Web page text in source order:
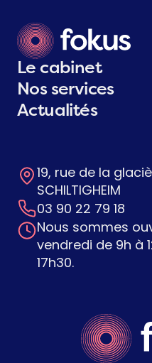
02Notre équipe
03Nos expertises
04Nos services
05 Actualités
19, rue de la
SCHILTIGHEIM
03 90 22 79 18
Nous sommes
vendredi de 9h à
17h30.
Le cabinet
Nos services
Actualités